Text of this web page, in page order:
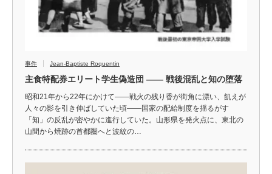
事件 Jean-Baptiste Roquentin
主食特配券エリート学生偽造団 —— 戦後混乱と知の堕落
昭和21年から22年にかけて――戦火の残り香が街角に漂い、飢えが
人々の影を引き伸ばしていた頃――国家の配給制度を揺るがす
「知」の反乱が密やかに進行していた。山形県を発火点に、東北の
山間から焼跡の首都圏へと波紋の…